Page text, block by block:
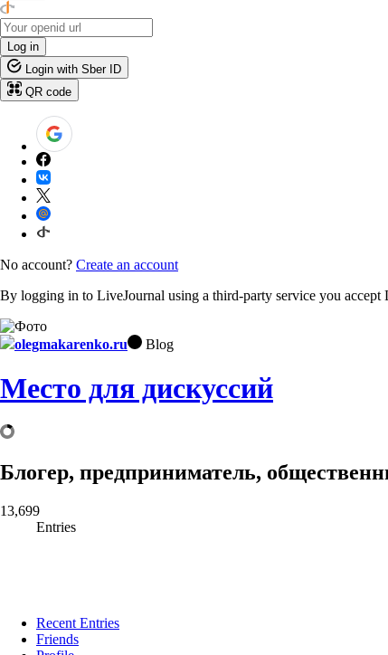
Log in
Login with Sber ID
QR code
No account? Create an account
By logging in to LiveJournal using a third-party service you accept
olegmakarenko.ru Blog
Место для дискуссий
Блогер, предприниматель,
13,699
Entries
Recent Entries
Friends